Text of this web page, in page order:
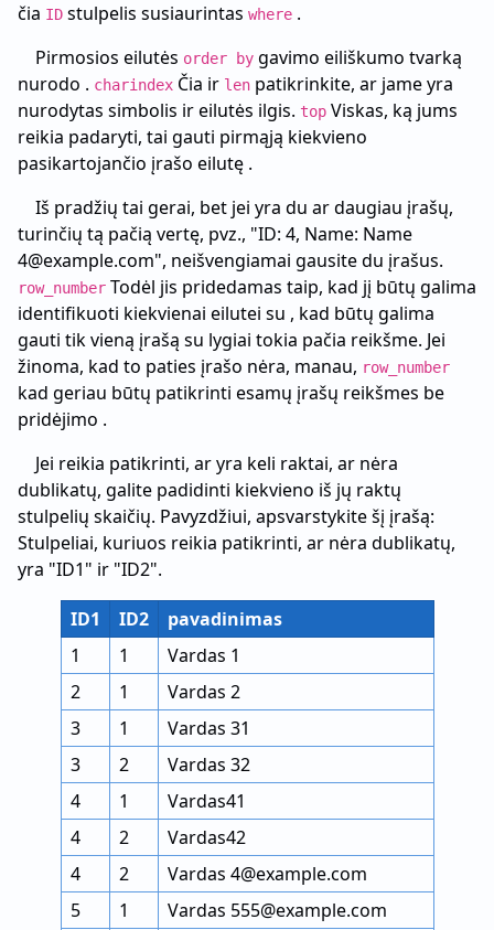
čia ID stulpelis susiaurintas where .
Pirmosios eilutės order by gavimo eiliškumo tvarką
nurodo . charindex Čia ir len patikrinkite, ar jame yra
nurodytas simbolis ir eilutės ilgis. top Viskas, ką jums
reikia padaryti, tai gauti pirmąją kiekvieno
pasikartojančio įrašo eilutę .
Iš pradžių tai gerai, bet jei yra du ar daugiau įrašų,
turinčių tą pačią vertę, pvz., "ID: 4, Name: Name
4@example.com", neišvengiamai gausite du įrašus.
row_number Todėl jis pridedamas taip, kad jį būtų galima
identifikuoti kiekvienai eilutei su , kad būtų galima
gauti tik vieną įrašą su lygiai tokia pačia reikšme. Jei
žinoma, kad to paties įrašo nėra, manau, row_number
kad geriau būtų patikrinti esamų įrašų reikšmes be
pridėjimo .
Jei reikia patikrinti, ar yra keli raktai, ar nėra
dublikatų, galite padidinti kiekvieno iš jų raktų
stulpelių skaičių. Pavyzdžiui, apsvarstykite šį įrašą:
Stulpeliai, kuriuos reikia patikrinti, ar nėra dublikatų,
yra "ID1" ir "ID2".
ID1 ID2
pavadinimas
1
1
Vardas 1
2
1
Vardas 2
3
1
Vardas 31
3
2
Vardas 32
4
1
Vardas41
4
2
Vardas42
4
2
Vardas 4@example.com
5
1 Vardas 555@example.com